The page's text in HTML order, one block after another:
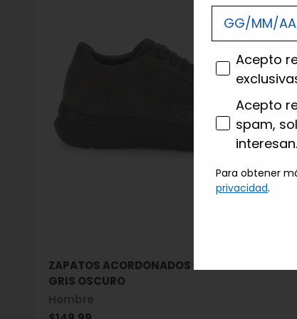
ZAPATOS ACORDONADOS SEVEN SEASON 20
GRIS OSCURO
consenso
Acepto
consenso
Acepto
spam,
interesan.
Para obtener
privacidad.